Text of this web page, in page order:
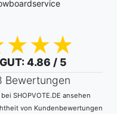
: 4.86 / 5
Bewertungen
SHOPVOTE.DE ansehen
von Kundenbewertungen